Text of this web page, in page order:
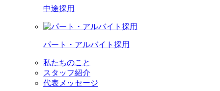
中途採用
パート・アルバイト採用
私たちのこと
スタッフ紹介
代表メッセージ